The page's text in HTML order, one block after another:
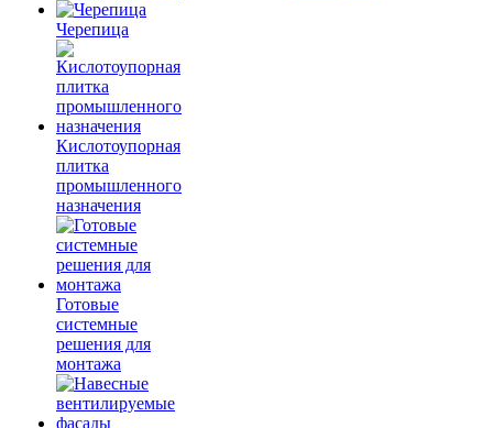
Черепица
Кислотоупорная
плитка
промышленного
назначения
Готовые
системные
решения для
монтажа